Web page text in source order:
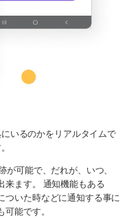
いるのかをリアルタイムで
が可能で、だれが、いつ、
来ます。 通知機能もある
ついた時などに通知する事に
能です。